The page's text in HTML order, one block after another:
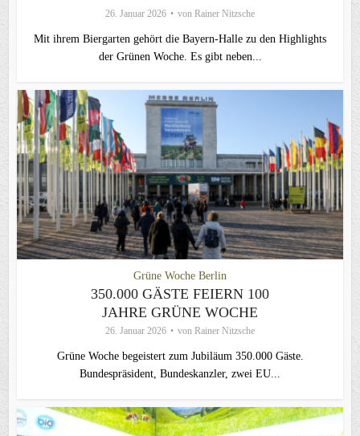
26. Januar 2026 von Rainer Nitzsche
Mit ihrem Biergarten gehört die Bayern-Halle zu den Highlights
der Grünen Woche. Es gibt neben...
Grüne Woche Berlin
350.000 GÄSTE FEIERN 100
JAHRE GRÜNE WOCHE
26. Januar 2026 von Rainer Nitzsche
Grüne Woche begeistert zum Jubiläum 350.000 Gäste.
Bundespräsident, Bundeskanzler, zwei EU...